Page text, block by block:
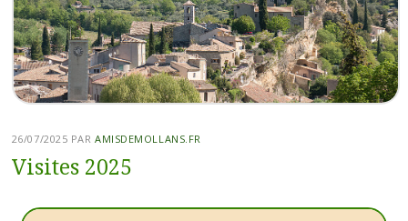
26/07/2025 PARAMISDEMOLLANS.FR
Visites 2025